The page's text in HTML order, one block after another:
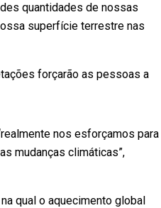
quantidades de nossas
superfície terrestre nas
forçarão as pessoas a
nos esforçamos para
mudanças climáticas”,
qual o aquecimento global